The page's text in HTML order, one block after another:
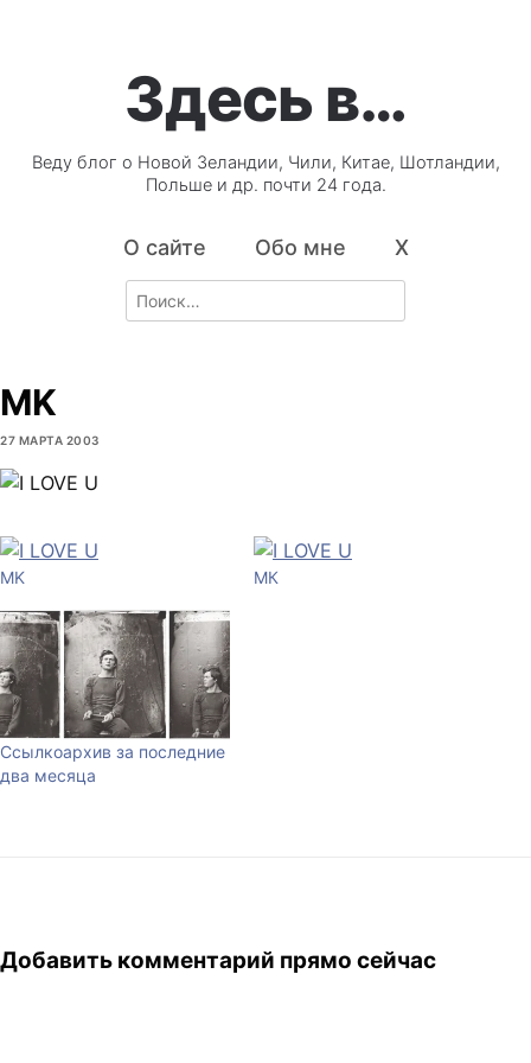
Здесь в…
Веду блог о Новой Зеландии, Чили, Китае, Шотландии,
Польше и др. почти 24 года.
О сайте Обо мне X
Search
for:
MK
27 МАРТА 2003
MK МК
Ссылкоархив за последние
два месяца
Добавить комментарий прямо сейчас